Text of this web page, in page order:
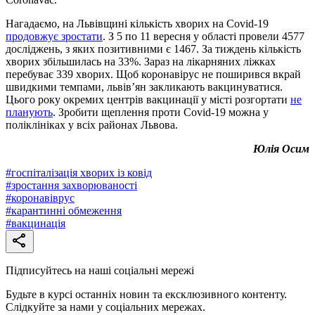
Нагадаємо, на Львівщині кількість хворих на Covid-19
продовжує зростати. З 5 по 11 вересня у області провели 4577
досліджень, з яких позитивними є 1467. За тиждень кількість
хворих збільшилась на 33%. Зараз на лікарняних ліжках
перебуває 339 хворих. Щоб коронавірус не поширився вкрай
швидкими темпами, львів’ян закликають вакцинуватися.
Цього року окремих центрів вакцинації у місті розгортати не
планують. Зробити щеплення проти Covid-19 можна у
поліклініках у всіх районах Львова.
Юлія Осим
#госпіталізація хворих із ковід
#зростання захворюваності
#коронавіврус
#карантинні обмеження
#вакцинація
Підписуйтесь на наші соціальні мережі
Будьте в курсі останніх новин та ексклюзивного контенту.
Слідкуйте за нами у соціальних мережах.